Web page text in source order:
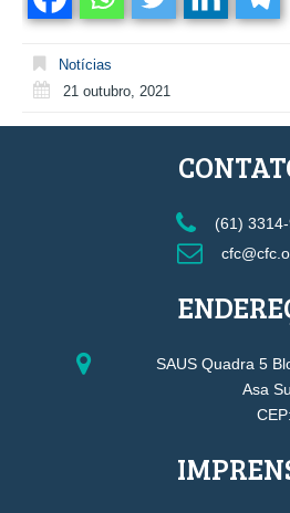
Notícias
21 outubro, 2021
(61)
SAUS Quadra 5
Asa